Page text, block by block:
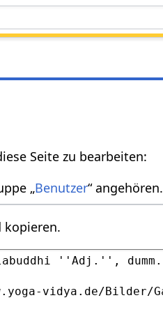
Seite zu bearbeiten:
„Benutzer“ angehören.
kopieren.